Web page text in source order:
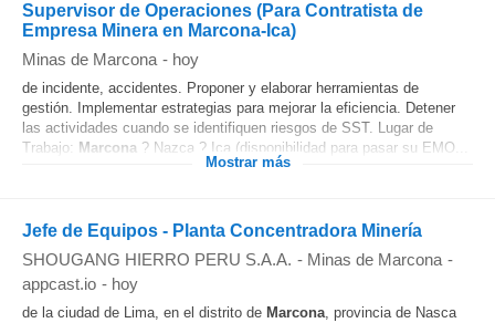
Supervisor de Operaciones (Para Contratista de
Empresa Minera en Marcona-Ica)
Minas de Marcona - hoy
de incidente, accidentes. Proponer y elaborar herramientas de
gestión. Implementar estrategias para mejorar la eficiencia. Detener
las actividades cuando se identifiquen riesgos de SST. Lugar de
Trabajo: Marcona ? Nazca ? Ica (disponibilidad para pasar su EMO...
Mostrar más
Jefe de Equipos - Planta Concentradora Minería
SHOUGANG HIERRO PERU S.A.A. - Minas de Marcona -
appcast.io - hoy
de la ciudad de Lima, en el distrito de Marcona, provincia de Nasca